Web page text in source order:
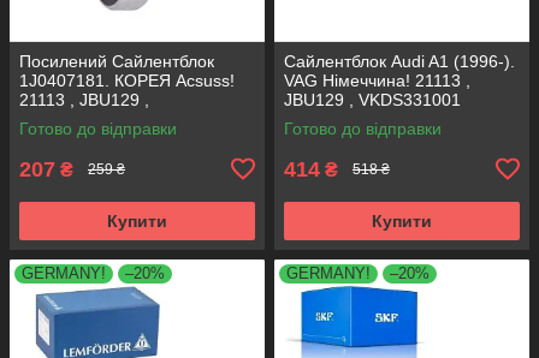
Посилений Сайлентблок
1J0407181. КОРЕЯ Acsuss!
21113 , JBU129 ,
VKDS331001
Готово до відправки
207 ₴ 259 ₴
Купити
Сайлентблок Audi A1 (1996-).
VAG Німеччина! 21113 ,
JBU129 , VKDS331001
Готово до відправки
414 ₴ 518 ₴
Купити
GERMANY! –20% GERMANY! –20%